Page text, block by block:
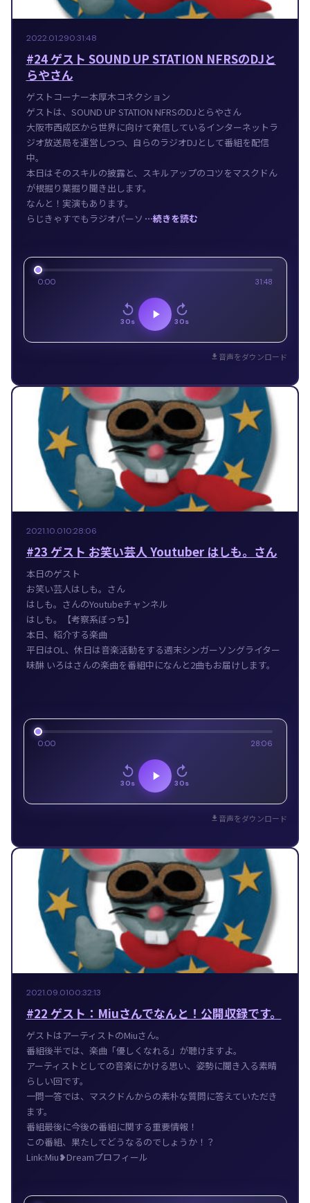
2022.01.290:31:48
#24 ゲスト SOUND UP STATION NFRSのDJと
らやさん
ゲストコーナー本厚木コネクション
ゲストは、SOUND UP STATION NFRSのDJとらやさん
大阪市西成区から世界に向けて発信しているインターネットラ
ジオ放送局を運営しつつ、自らのラジオDJとして番組を配信
中。
本日はそのスキルの披露と、スキルアップのコツをマスクドん
が根掘り葉掘り聞き出します。
なんと！実演もあります。
らじきゃすでもラジオパーソ …続きを読む
0:00 31:48
30s 30s
音声をダウンロード
2021.10.010:28:06
#23 ゲスト お笑い芸人 Youtuber はしも。さん
本日のゲスト
お笑い芸人はしも。さん
はしも。さんのYoutubeチャンネル
はしも。【考察系ぼっち】
本日、紹介する楽曲
平日はOL、休日は音楽活動をする週末シンガーソングライター
味醂 いろはさんの楽曲を番組中になんと2曲もお届けします。
0:00 28:06
30s 30s
音声をダウンロード
2021.09.0100:32:13
#22 ゲスト：Miuさんでなんと！公開収録です。
ゲストはアーティストのMiuさん。
番組後半では、楽曲「優しくなれる」が聴けますよ。
アーティストとしての音楽にかける思い、姿勢に聞き入る素晴
らしい回です。
一問一答では、マスクドんからの素朴な質問に答えていただき
ます。
番組最後に今後の番組に関する重要情報！
この番組、果たしてどうなるのでしょうか！？
Link:Miu❥Dreamプロフィール